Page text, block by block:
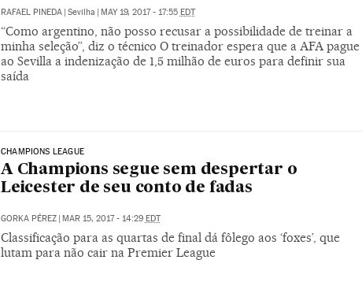
RAFAEL PINEDA | Sevilha | MAY 19, 2017 - 17:55 EDT
“Como argentino, não posso recusar a possibilidade de treinar a
minha seleção”, diz o técnico O treinador espera que a AFA pague
ao Sevilla a indenização de 1,5 milhão de euros para definir sua
saída
CHAMPIONS LEAGUE
A Champions segue sem despertar o
Leicester de seu conto de fadas
GORKA PÉREZ | MAR 15, 2017 - 14:29 EDT
Classificação para as quartas de final dá fôlego aos ‘foxes’, que
lutam para não cair na Premier League